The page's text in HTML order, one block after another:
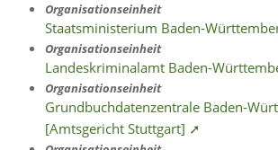
Organisationseinheit
Staatsministerium Baden-
Organisationseinheit
Landeskriminalamt Baden-
Organisationseinheit
Grundbuchdatenzentrale Baden-
[Amtsgericht Stuttgart] ➚